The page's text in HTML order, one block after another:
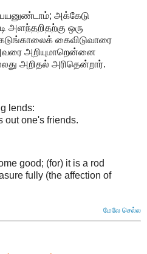
பயனுண்டாம்; அக்கேடு
அளந்தறிதற்கு ஒரு
கைவிடுவாரை
அறியுமாறென்னை
அறிதல் அரிதென்றார்.
lends:
out one's friends.
good; (for) it is a rod
fully (the affection of
மேலே செல்ல